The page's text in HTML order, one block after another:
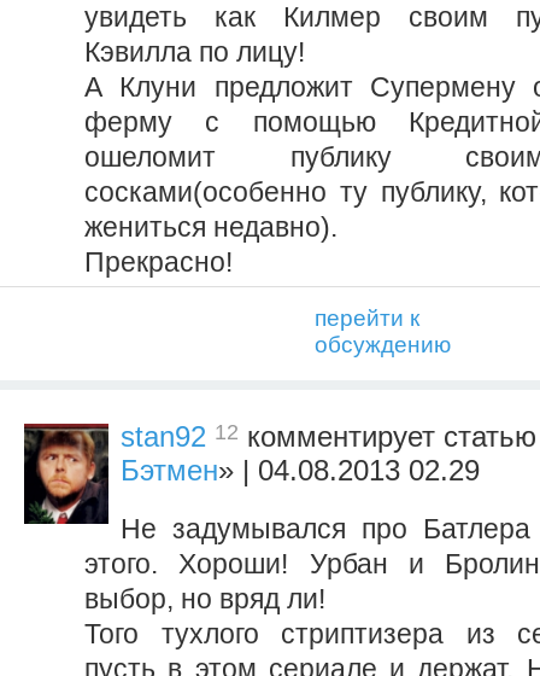
увидеть как Килмер своим
Кэвилла по лицу!
А Клуни предложит Супермену
ферму с помощью
ошеломит публику
сосками(особенно ту публику,
жениться недавно).
Прекрасно!
перейти к
обсуждению
stan92 12 комментирует
Бэтмен» | 04.08.2013 02.29
Не задумывался про
этого. Хороши! Урбан и
выбор, но вряд ли!
Того тухлого стриптизера из
пусть в этом сериале и держат.